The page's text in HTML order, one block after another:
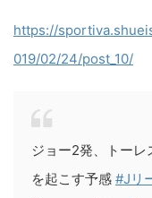
https://
019/02/24/post_10/
ジョー2発、トー
を起こす予感 #Jリ